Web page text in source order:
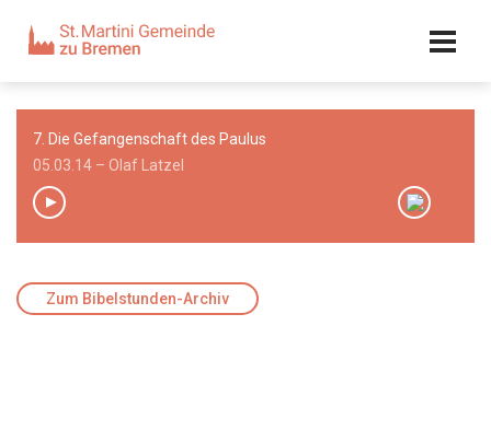
Kalender
Kontakt
Adresse
Team
7. Die Gefangenschaft des Paulus
05.03.14 – Olaf Latzel
Zum Bibelstunden-Archiv